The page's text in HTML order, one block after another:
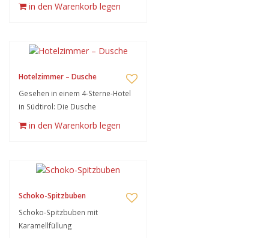
in den Warenkorb legen
Hotelzimmer – Dusche
Gesehen in einem 4-Sterne-Hotel
in Südtirol: Die Dusche
in den Warenkorb legen
Schoko-Spitzbuben
Schoko-Spitzbuben mit
Karamellfüllung